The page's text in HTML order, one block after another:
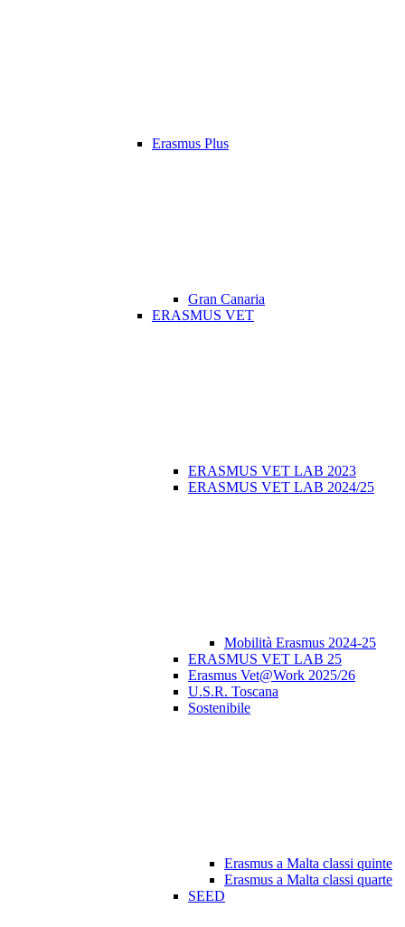
Erasmus Plus
Gran Canaria
ERASMUS VET
ERASMUS VET LAB 2023
ERASMUS VET LAB 2024/25
Mobilità Erasmus 2024-25
ERASMUS VET LAB 25
Erasmus Vet@Work 2025/26
U.S.R. Toscana
Sostenibile
Erasmus a Malta classi quinte
Erasmus a Malta classi quarte
SEED